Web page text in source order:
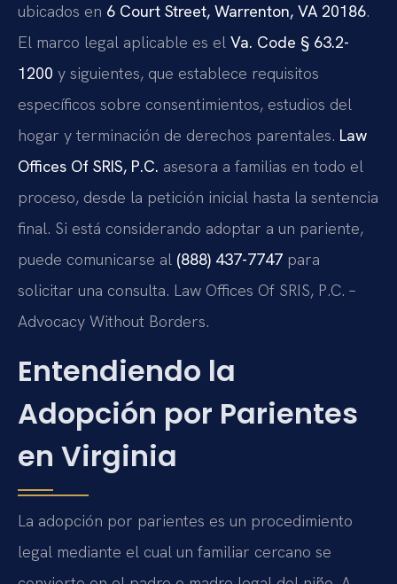
ubicados en 6 Court Street, Warrenton, VA 20186.
El marco legal aplicable es el Va. Code § 63.2-
1200 y siguientes, que establece requisitos
específicos sobre consentimientos, estudios del
hogar y terminación de derechos parentales. Law
Offices Of SRIS, P.C. asesora a familias en todo el
proceso, desde la petición inicial hasta la sentencia
final. Si está considerando adoptar a un pariente,
puede comunicarse al (888) 437-7747 para
solicitar una consulta. Law Offices Of SRIS, P.C. –
Advocacy Without Borders.
Entendiendo la
Adopción por Parientes
en Virginia
La adopción por parientes es un procedimiento
legal mediante el cual un familiar cercano se